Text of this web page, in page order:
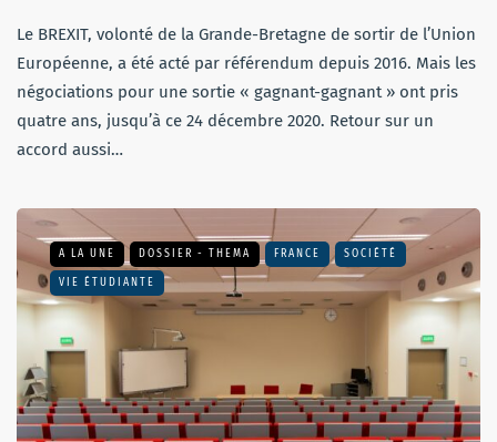
Le BREXIT, volonté de la Grande-Bretagne de sortir de l’Union
Européenne, a été acté par référendum depuis 2016. Mais les
négociations pour une sortie « gagnant-gagnant » ont pris
quatre ans, jusqu’à ce 24 décembre 2020. Retour sur un
accord aussi…
A LA UNE DOSSIER - THEMA FRANCE SOCIÉTÉ
VIE ÉTUDIANTE